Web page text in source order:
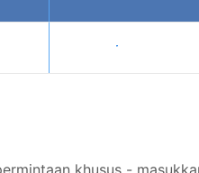
Tampilkan harga